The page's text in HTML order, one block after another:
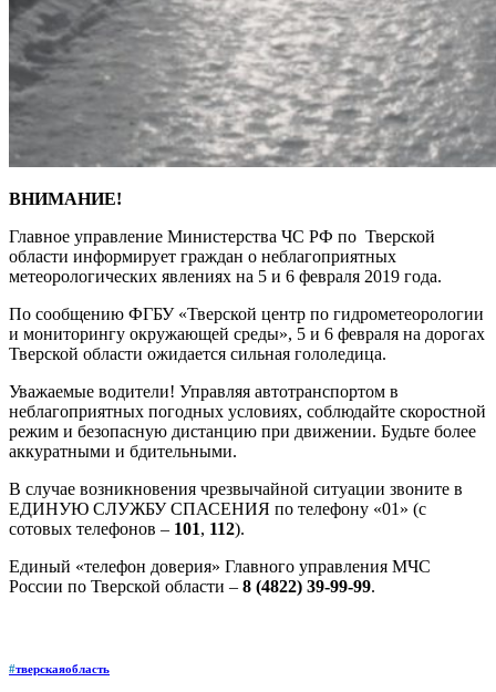
ВНИМАНИЕ!
Главное управление Министерства ЧС РФ по Тверской
области информирует граждан о неблагоприятных
метеорологических явлениях на 5 и 6 февраля 2019 года.
По сообщению ФГБУ «Тверской центр по гидрометеорологии
и мониторингу окружающей среды», 5 и 6 февраля на дорогах
Тверской области ожидается сильная гололедица.
Уважаемые водители! Управляя автотранспортом в
неблагоприятных погодных условиях, соблюдайте скоростной
режим и безопасную дистанцию при движении. Будьте более
аккуратными и бдительными.
В случае возникновения чрезвычайной ситуации звоните в
ЕДИНУЮ СЛУЖБУ СПАСЕНИЯ по телефону «01» (с
сотовых телефонов – 101, 112).
Единый «телефон доверия» Главного управления МЧС
России по Тверской области – 8 (4822) 39-99-99.
#тверскаяобласть